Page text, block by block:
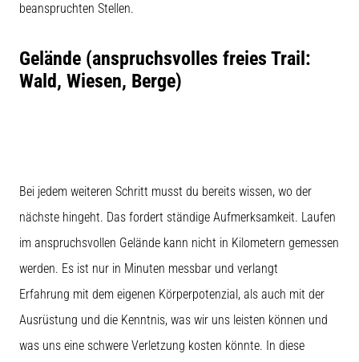
beanspruchten Stellen.
Gelände (anspruchsvolles freies Trail:
Wald, Wiesen, Berge)
Bei jedem weiteren Schritt musst du bereits wissen, wo der
nächste hingeht. Das fordert ständige Aufmerksamkeit. Laufen
im anspruchsvollen Gelände kann nicht in Kilometern gemessen
werden. Es ist nur in Minuten messbar und verlangt
Erfahrung mit dem eigenen Körperpotenzial, als auch mit der
Ausrüstung und die Kenntnis, was wir uns leisten können und
was uns eine schwere Verletzung kosten könnte. In diese